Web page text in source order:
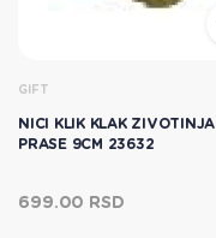
GIFT
NICI KLIK KLAK ZIVOTINJA
PRASE 9CM 23632
699.00 RSD